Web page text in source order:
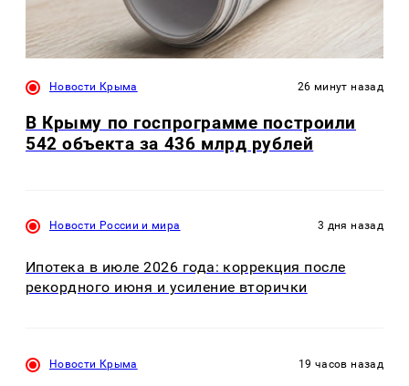
Новости Крыма 26 минут назад
В Крыму по госпрограмме построили
542 объекта за 436 млрд рублей
Новости России и мира 3 дня назад
Ипотека в июле 2026 года: коррекция после
рекордного июня и усиление вторички
Новости Крыма 19 часов назад